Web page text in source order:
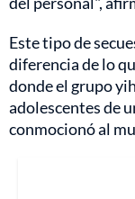
Este tipo de
diferencia de lo
donde el grupo
adolescentes de
conmocionó al